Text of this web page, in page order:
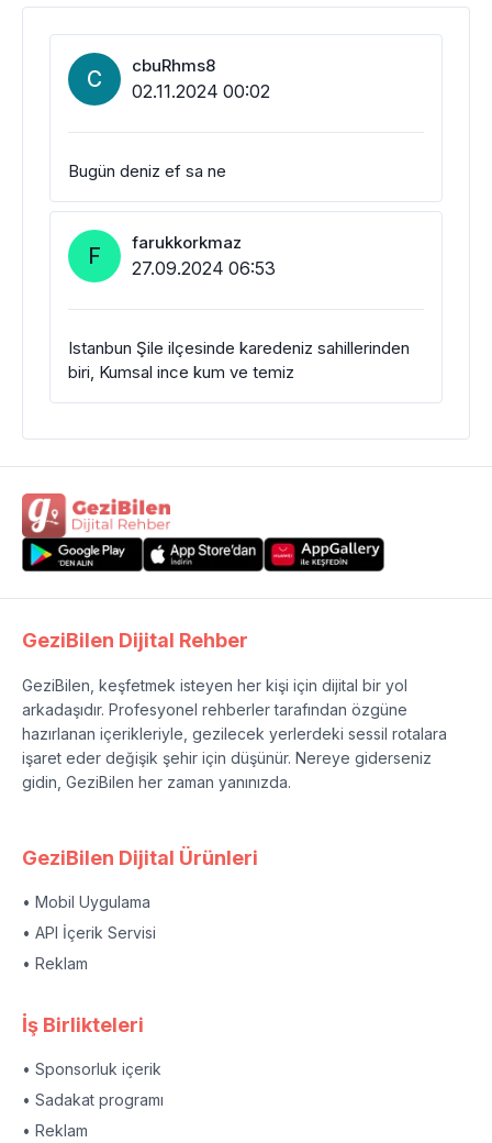
C cbuRhms8
02.11.2024 00:02
Bugün deniz ef sa ne
F farukkorkmaz
27.09.2024 06:53
Istanbun Şile ilçesinde karedeniz sahillerinden
biri, Kumsal ince kum ve temiz
GeziBilen Dijital Rehber
GeziBilen, keşfetmek isteyen her kişi için dijital bir yol
arkadaşıdır. Profesyonel rehberler tarafından özgüne
hazırlanan içerikleriyle, gezilecek yerlerdeki sessil rotalara
işaret eder değişik şehir için düşünür. Nereye giderseniz
gidin, GeziBilen her zaman yanınızda.
GeziBilen Dijital Ürünleri
• Mobil Uygulama
• API İçerik Servisi
• Reklam
İş Birlikteleri
• Sponsorluk içerik
• Sadakat programı
• Reklam